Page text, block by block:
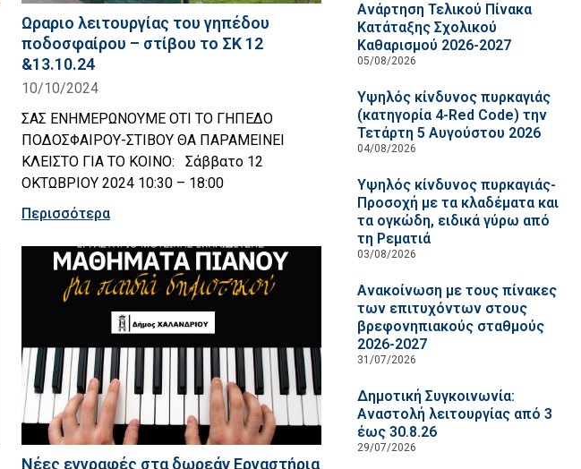
Ωραριο λειτουργίας του γηπέδου
ποδοσφαίρου – στίβου το ΣΚ 12
&13.10.24
10/10/2024
ΣΑΣ ΕΝΗΜΕΡΩΝΟΥΜΕ ΟΤΙ ΤΟ ΓΗΠΕΔΟ
ΠΟΔΟΣΦΑΙΡΟΥ-ΣΤΙΒΟΥ ΘΑ ΠΑΡΑΜΕΙΝΕΙ
ΚΛΕΙΣΤΟ ΓΙΑ ΤΟ ΚΟΙΝΟ: Σάββατο 12
ΟΚΤΩΒΡΙΟΥ 2024 10:30 – 18:00
Περισσότερα
Νέες εγγραφές στα δωρεάν Εργαστήρια
Ανάρτηση Τελικού Πίνακα
Κατάταξης Σχολικού
Καθαρισμού 2026-2027
05/08/2026
Υψηλός κίνδυνος πυρκαγιάς
(κατηγορία 4-Red Code) την
Τετάρτη 5 Αυγούστου 2026
04/08/2026
Υψηλός κίνδυνος πυρκαγιάς-
Προσοχή με τα κλαδέματα και
τα ογκώδη, ειδικά γύρω από
τη Ρεματιά
03/08/2026
Ανακοίνωση με τους πίνακες
των επιτυχόντων στους
βρεφονηπιακούς σταθμούς
2026-2027
31/07/2026
Δημοτική Συγκοινωνία:
Αναστολή λειτουργίας από 3
έως 30.8.26
29/07/2026